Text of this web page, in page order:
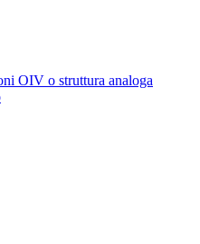
OIV o struttura analoga